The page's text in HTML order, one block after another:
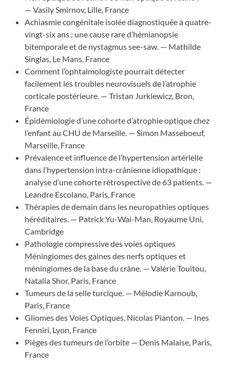
— Vasily Smirnov, Lille, France
Achiasmie congénitale isolée diagnostiquée à quatre-
vingt-six ans : une cause rare d’hémianopsie
bitemporale et de nystagmus see-saw. — Mathilde
Singlas, Le Mans, France
Comment l’ophtalmologiste pourrait détecter
facilement les troubles neurovisuels de l’atrophie
corticale postérieure. — Tristan Jurkiewicz, Bron,
France
Épidémiologie d’une cohorte d’atrophie optique chez
l’enfant au CHU de Marseille. — Simon Masseboeuf,
Marseille, France
Prévalence et influence de l’hypertension artérielle
dans l’hypertension intra-crânienne idiopathique :
analyse d’une cohorte rétrospective de 63 patients. —
Leandre Escolano, Paris, France
Thérapies de demain dans les neuropathies optiques
héréditaires. — Patrick Yu-Wai-Man, Royaume Uni,
Cambridge
Pathologie compressive des voies optiques
Méningiomes des gaines des nerfs optiques et
méningiomes de la base du crâne. — Valérie Touitou,
Natalia Shor, Paris, France
Tumeurs de la selle turcique. — Mélodie Karnoub,
Paris, France
Gliomes des Voies Optiques, Nicolas Pianton. — Ines
Fenniri, Lyon, France
Pièges des tumeurs de l’orbite — Denis Malaise, Paris,
France